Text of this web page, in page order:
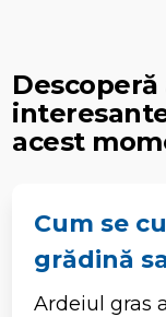
acest
Cum se
grădină
Ardeiul gras